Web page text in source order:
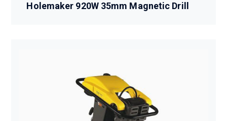
Holemaker 920W 35mm Magnetic Drill